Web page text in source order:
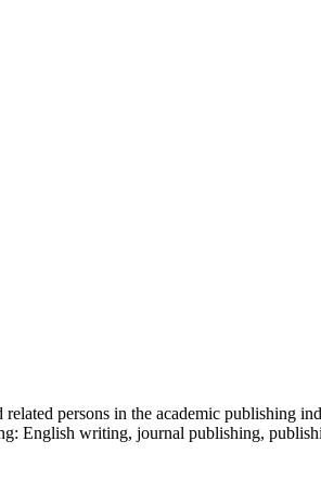
persons in the academic publishing
English writing, journal publishing,